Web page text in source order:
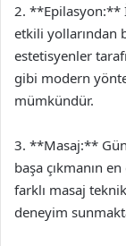
2. **Epilasyon:**
etkili yollarından
estetisyenler
gibi modern
mümkündür.
3. **Masaj:**
başa çıkmanın
farklı masaj
deneyim